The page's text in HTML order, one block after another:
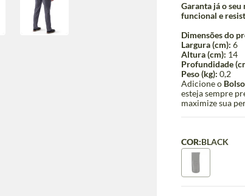
Garanta já o
funcional e
Dimensões do
Largura (cm): 6
Altura (cm): 14
Profundidade
Peso (kg): 0,2
Adicione o
esteja sempre
maximize sua
COR:BLACK